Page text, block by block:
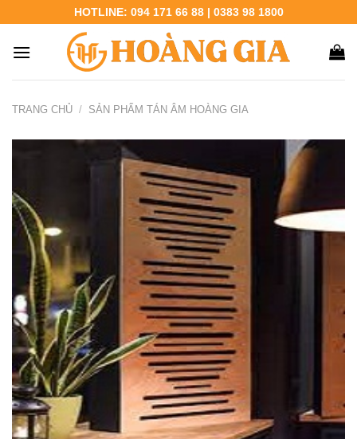
nội
HOTLINE: 094 171 66 88 | 0383 98 1800
TRANG CHỦ / SẢN PHẨM TÁN ÂM HOÀNG GIA